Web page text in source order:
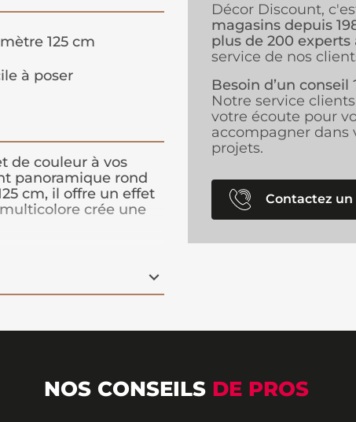
125 cm
à poser
de couleur à vos
panoramique rond
cm, il offre un effet
crée une
facile à poser,
pratique et
instantanément
Décor Discount,
magasins depuis
plus de 200 experts
service de nos
Besoin d’un conseil
Notre service
votre écoute pour
accompagner dans
projets.
Contactez un
NOS CONSEILS DE PROS